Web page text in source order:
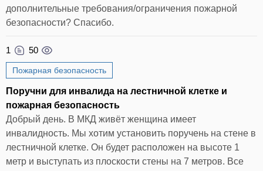
дополнительные требования/ограничения пожарной
безопасности? Спасибо.
1 50
Пожарная безопасность
Поручни для инвалида на лестничной клетке и
пожарная безопасность
Добрый день. В МКД живёт женщина имеет
инвалидность. Мы хотим установить поручень на стене в
лестничной клетке. Он будет расположен на высоте 1
метр и выступать из плоскости стены на 7 метров. Все